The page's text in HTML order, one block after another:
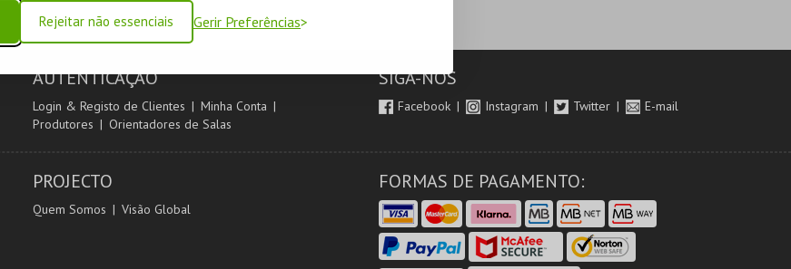
Rejeitar não essenciais Gerir Preferências
AUTENTICAÇÃO
Login & Registo de Clientes
Minha Conta
Produtores
Orientadores de Salas
SIGA-NOS
Facebook Instagram Twitter E-mail
PROJECTO
Quem Somos Visão Global
FORMAS DE PAGAMENTO: